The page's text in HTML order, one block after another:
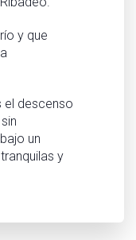
y que
el descenso
un
y